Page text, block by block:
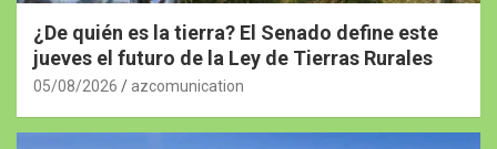
¿De quién es la tierra? El Senado define este
jueves el futuro de la Ley de Tierras Rurales
05/08/2026 azcomunication